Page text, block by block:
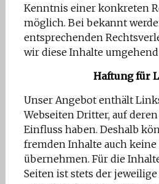
Kenntnis einer konkreten
möglich. Bei bekannt
entsprechenden
wir diese Inhalte
Haftung für
Unser Angebot enthält
Webseiten Dritter, auf
Einfluss haben. Deshalb
fremden Inhalte auch keine
übernehmen. Für die
Seiten ist stets der